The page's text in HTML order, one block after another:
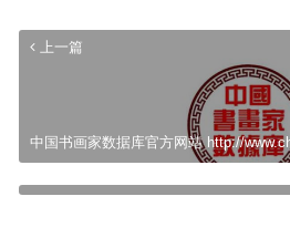
上一篇
中国书画家数据库官方网站 http://